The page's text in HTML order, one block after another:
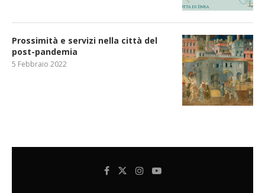
Prossimità e servizi nella città del
post-pandemia
5 Febbraio 2022